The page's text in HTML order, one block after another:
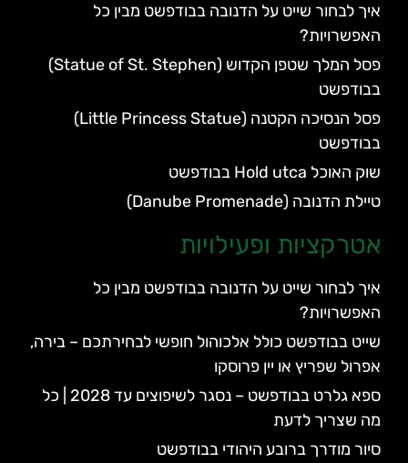
איך לבחור שייט על הדנובה בבודפשט מבין כל
האפשרויות?
פסל המלך שטפן הקדוש (Statue of St. Stephen)
בבודפשט
פסל הנסיכה הקטנה (Little Princess Statue)
בבודפשט
שוק האוכל Hold utca בבודפשט
טיילת הדנובה (Danube Promenade)
אטרקציות ופעילויות
איך לבחור שייט על הדנובה בבודפשט מבין כל
האפשרויות?
שייט בבודפשט כולל אלכוהול חופשי לבחירתכם – בירה,
אפרול שפריץ או יין פרוסקו
ספא גלרט בבודפשט – נסגר לשיפוצים עד 2028 | כל
מה שצריך לדעת
סיור מודרך ברובע היהודי בבודפשט